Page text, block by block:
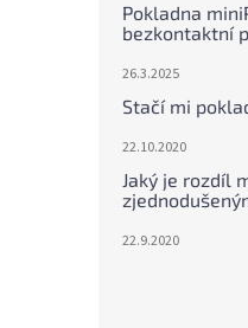
Pokladna
bezkontaktní
26.3.2025
Stačí mi
22.10.2020
Jaký je rozdíl
22.9.2020